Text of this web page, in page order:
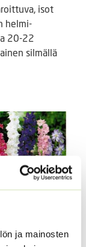
ja mainosten
isot
helmi-
20-22
silmällä